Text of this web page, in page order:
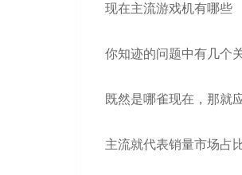
现在主流游戏机有哪些
你知迹的问题中有几个
既然是哪雀现在，那就
主流就代表销量市场占